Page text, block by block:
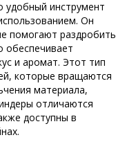
удобный инструмент
Он
помогают раздробить
обеспечивает
и аромат. Этот тип
которые вращаются
материала,
отличаются
доступны в